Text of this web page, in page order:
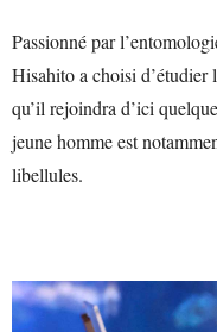
Passionné par
Hisahito a choisi d’étudier
qu’il rejoindra d’ici
jeune homme est
libellules.